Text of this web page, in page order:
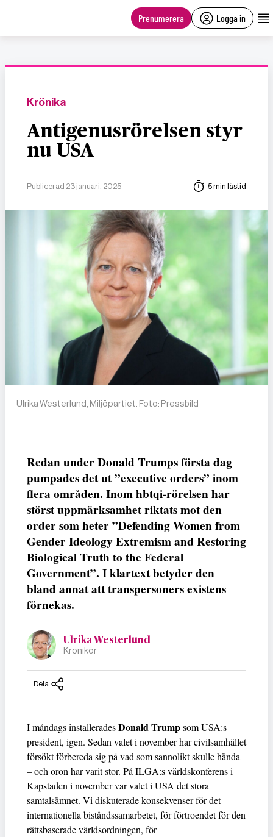
Prenumerera Logga in
Krönika
Antigenusrörelsen styr
nu USA
Publicerad 23 januari, 2025 5 min lästid
Ulrika Westerlund, Miljöpartiet. Foto: Pressbild
Redan under Donald Trumps första dag
pumpades det ut ”executive orders” inom
flera områden. Inom hbtqi-rörelsen har
störst uppmärksamhet riktats mot den
order som heter ”Defending Women from
Gender Ideology Extremism and Restoring
Biological Truth to the Federal
Government”. I klartext betyder den
bland annat att transpersoners existens
förnekas.
Ulrika Westerlund
Krönikör
Dela
I måndags installeradesDonald Trumpsom USA:s
president, igen. Sedan valet i november har civilsamhället
försökt förbereda sig på vad som sannolikt skulle hända
– och oron har varit stor. På ILGA:s världskonferens i
Kapstaden i november var valet i USA det stora
samtalsämnet. Vi diskuterade konsekvenser för det
internationella biståndssamarbetet, för förtroendet för den
rättsbaserade världsordningen, för